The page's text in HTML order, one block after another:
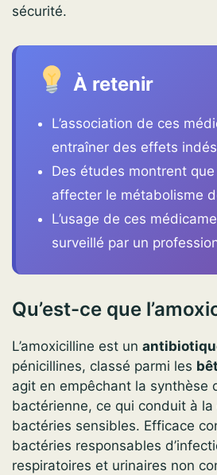
sécurité.
À retenir
L’association de ces
entraîner des effets
Des études montrent
affecter le métabolisme
L’usage de ces
surveillé par un
Qu’est-ce que
L’amoxicilline est un
pénicillines, classé parmi les
agit en empêchant la synthèse
bactérienne, ce qui conduit à
bactéries sensibles. Efficace
bactéries responsables
respiratoires et urinaires non